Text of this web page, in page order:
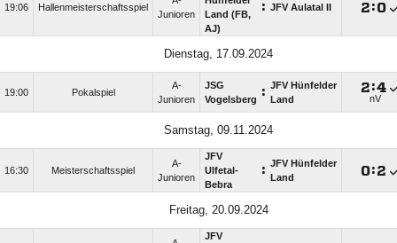
19:06 Hallenmeisterschaftsspiel
Junioren
Land (FB,
AJ)
: JFV Aulatal II :
Dienstag, 17.09.2024
19:00 Pokalspiel
A-
Junioren
JSG
Vogelsberg : JFV Hünfelder
Land
:
nV
Samstag, 09.11.2024
16:30 Meisterschaftsspiel
A-
Junioren
JFV
Ulfetal-
Bebra
: JFV Hünfelder
Land
:
Freitag, 20.09.2024
JFV